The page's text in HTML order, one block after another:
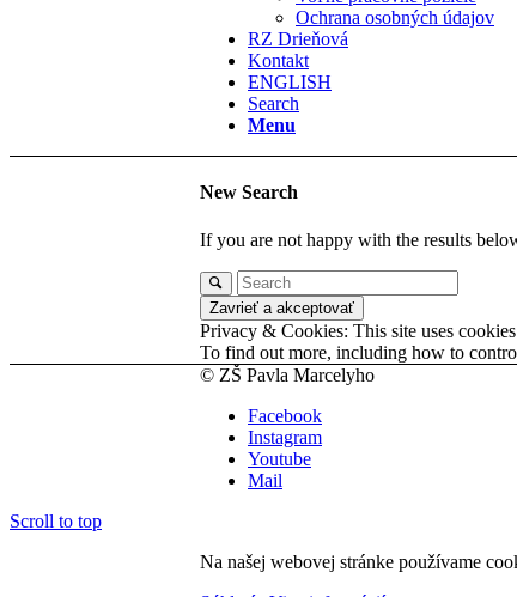
Ochrana osobných údajov
RZ Drieňová
Kontakt
ENGLISH
Search
Menu
New Search
If you are not happy with the results
Privacy & Cookies: This site uses
To find out more, including how to
© ZŠ Pavla Marcelyho
Facebook
Instagram
Youtube
Mail
Scroll to top
Na našej webovej stránke používame